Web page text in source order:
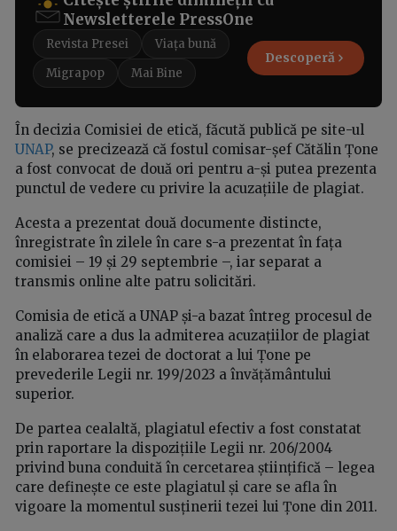
Newsletterele PressOne
Revista Presei
Viața bună
Migrapop
Mai Bine
Descoperă
În decizia Comisiei de etică, făcută publică pe site-ul
UNAP, se precizează că fostul comisar-șef Cătălin Țone
a fost convocat de două ori pentru a-și putea prezenta
punctul de vedere cu privire la acuzațiile de plagiat.
Acesta a prezentat două documente distincte,
înregistrate în zilele în care s-a prezentat în fața
comisiei – 19 și 29 septembrie –, iar separat a
transmis online alte patru solicitări.
Comisia de etică a UNAP și-a bazat întreg procesul de
analiză care a dus la admiterea acuzațiilor de plagiat
în elaborarea tezei de doctorat a lui Țone pe
prevederile Legii nr. 199/2023 a învățământului
superior.
De partea cealaltă, plagiatul efectiv a fost constatat
prin raportare la dispozițiile Legii nr. 206/2004
privind buna conduită în cercetarea științifică – legea
care definește ce este plagiatul și care se afla în
vigoare la momentul susținerii tezei lui Țone din 2011.